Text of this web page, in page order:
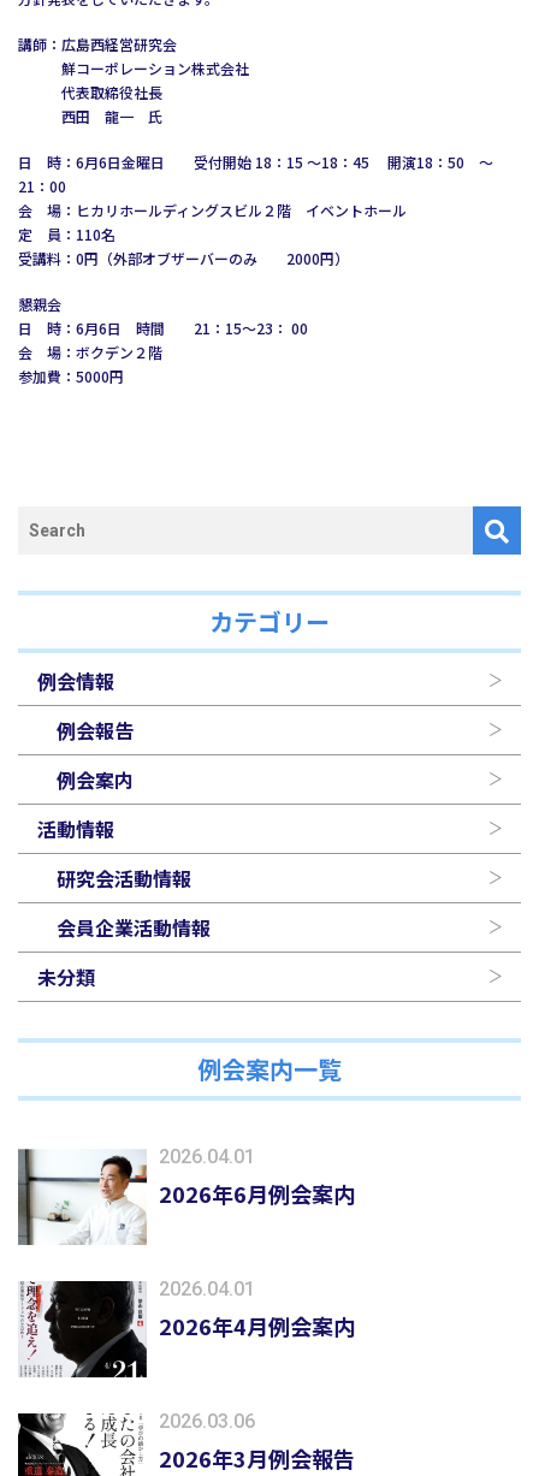
講師：広島西経営研究会
鮮コーポレーション株式会社
代表取締役社長
西田 龍一 氏
日 時：6月6日金曜日 受付開始 18：15 〜18：45 開演18：50 〜
21：00
会 場：ヒカリホールディングスビル２階 イベントホール
定 員：110名
受講料：0円（外部オブザーバーのみ 2000円）
懇親会
日 時：6月6日 時間 21：15〜23： 00
会 場：ボクデン２階
参加費：5000円
カテゴリー
例会情報
例会報告
例会案内
活動情報
研究会活動情報
会員企業活動情報
未分類
例会案内一覧
2026.04.01
2026年6月例会案内
2026.04.01
2026年4月例会案内
2026.03.06
2026年3月例会報告